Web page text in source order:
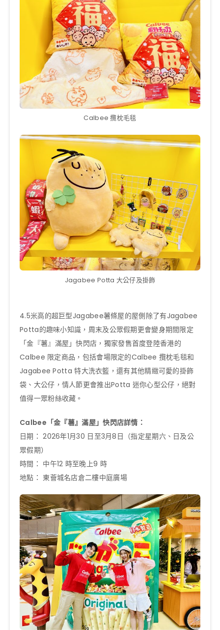
Calbee 攬枕毛毯
Jagabee Potta 大公仔及掛飾
4.5米高的超巨型Jagabee薯條屋的屋側除了有Jagabee
Potta的趣味小知識，周末及公眾假期更會變身期間限定
「金『薯』滿屋」快閃店，獨家發售首度登陸香港的
Calbee 限定商品，包括會場限定的Calbee 攬枕毛毯和
Jagabee Potta 特大洗衣籃，還有其他精緻可愛的掛飾
袋、大公仔，情人節更會推出Potta 迷你心型公仔，絕對
值得一眾粉絲收藏。
Calbee「金『薯』滿屋」快閃店詳情：
日期： 2026年1月30 日至3月8日（指定星期六、日及公
眾假期）
時間： 中午12 時至晚上9 時
地點： 東薈城名店倉二樓中庭廣場